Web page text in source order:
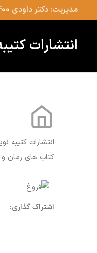
مدیریت: دکتر داودی
انتشارات
انتشارات کتیبه
کتاب های رمان و
اشتراک گذاری: